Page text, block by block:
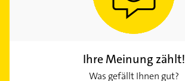
Ihre Meinung zählt!
Was gefällt Ihnen gut?